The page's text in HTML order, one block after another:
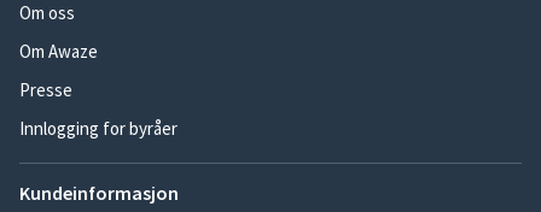
Om oss
Om Awaze
Presse
Innlogging for byråer
Kundeinformasjon